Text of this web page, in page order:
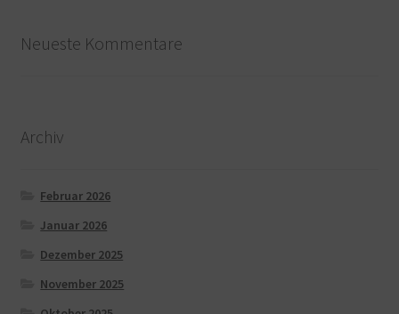
Neueste Kommentare
Archiv
Februar 2026
Januar 2026
Dezember 2025
November 2025